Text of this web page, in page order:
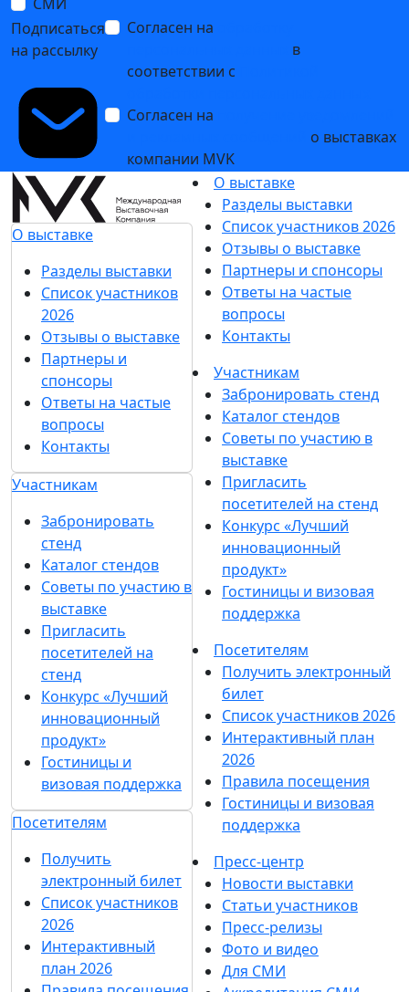
Подписаться
на рассылку
Согласен на
в
соответствии с
Согласен на
о выставках
компании MVK
О выставке
Разделы выставки
Список участников
2026
Отзывы о выставке
Партнеры и
спонсоры
Ответы на частые
вопросы
Контакты
Участникам
Забронировать
стенд
Каталог стендов
Советы по участию в
выставке
Пригласить
посетителей на
стенд
Конкурс «Лучший
инновационный
продукт»
Гостиницы и
визовая поддержка
Посетителям
Получить
электронный билет
Список участников
2026
Интерактивный
план 2026
О выставке
Разделы выставки
Список участников 2026
Отзывы о выставке
Партнеры и спонсоры
Ответы на частые
вопросы
Контакты
Участникам
Забронировать стенд
Каталог стендов
Советы по участию в
выставке
Пригласить
посетителей на стенд
Конкурс «Лучший
инновационный
продукт»
Гостиницы и визовая
поддержка
Посетителям
Получить электронный
билет
Список участников 2026
Интерактивный план
2026
Правила посещения
Гостиницы и визовая
поддержка
Пресс-центр
Новости выставки
Статьи участников
Пресс-релизы
Фото и видео
Для СМИ